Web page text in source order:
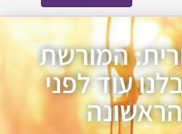
המורשת
עוד לפני